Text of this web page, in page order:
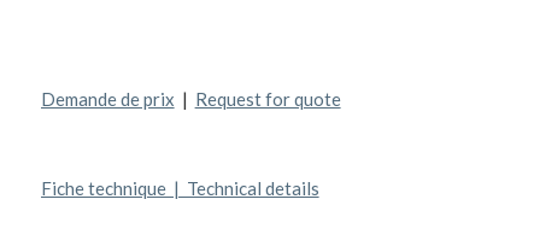
Demande de prix | Request for quote
Fiche technique | Technical details